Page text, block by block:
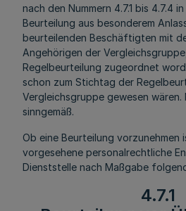
nach den Nummern 4.7.1 bis 4.7.4
Beurteilung aus besonderem
beurteilenden Beschäftigten mit
Angehörigen der
Regelbeurteilung zugeordnet
schon zum Stichtag der
Vergleichsgruppe gewesen wären.
sinngemäß.
Ob eine Beurteilung
vorgesehene personalrechtliche
Dienststelle nach Maßgabe
4.7.1